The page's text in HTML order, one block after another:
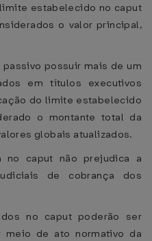
estabelecido no caput
o valor principal,
possuir mais de um
em títulos executivos
do limite estabelecido
o montante total da
globais atualizados.
no caput não prejudica a
de cobrança dos
no caput poderão ser
meio de ato normativo da